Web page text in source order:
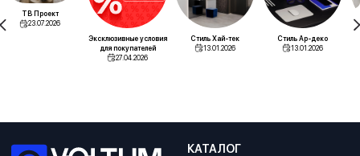
ТВ Проект
23.07.2026
Эксклюзивные условия
для покупателей
27.04.2026
Стиль Хай-тек
13.01.2026
Стиль Ар-деко
13.01.2026
КАТАЛОГ